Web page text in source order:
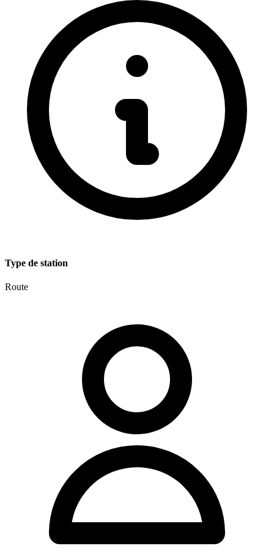
Type de station
Route